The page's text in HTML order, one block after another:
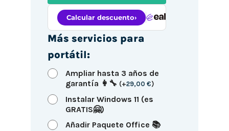
Más servicios para
portátil:
Ampliar hasta 3 años de
garantía 👩‍🔧 (+29,00 €)
Instalar Windows 11 (es
GRATIS🤗)
Añadir Paquete Office 📚